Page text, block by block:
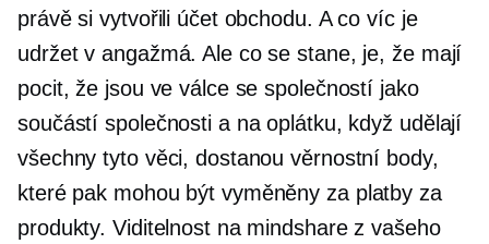
právě si vytvořili účet obchodu. A co víc je
udržet v angažmá. Ale co se stane, je, že mají
pocit, že jsou ve válce se společností jako
součástí společnosti a na oplátku, když udělají
všechny tyto věci, dostanou věrnostní body,
které pak mohou být vyměněny za platby za
produkty. Viditelnost na mindshare z vašeho